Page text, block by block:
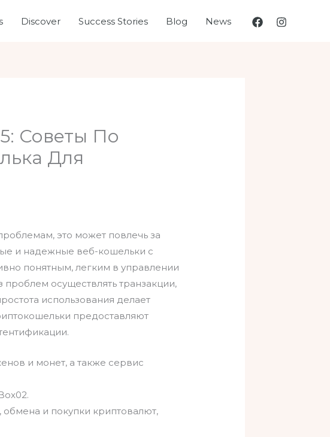
Discover Success Stories Blog News
Советы По
Для
это может повлечь за
и надежные веб-кошельки с
понятным, легким в управлении
осуществлять транзакции,
использования делает
предоставляют
и монет, а также сервис
обмена и покупки криптовалют,